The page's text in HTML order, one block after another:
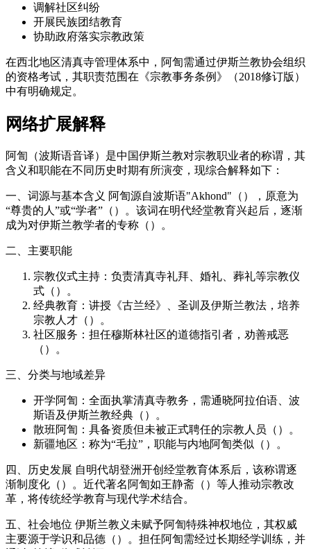
调解社区纠纷
开展民族团结教育
协助政府落实宗教政策
在西北地区清真寺管理体系中，阿訇需通过伊斯兰教协会组织
的资格考试，其职责范围在《宗教事务条例》（2018修订版）
中有明确规定。
网络扩展解释
阿訇（波斯语音译）是中国伊斯兰教对宗教职业者的称谓，其
含义和职能在不同历史时期有所演变，现综合解释如下：
一、词源与基本含义 阿訇源自波斯语"Akhond"（），原意为
“尊贵的人”或“学者”（）。该词在明代经堂教育兴起后，逐渐
成为对伊斯兰教学者的专称（）。
二、主要职能
宗教仪式主持：负责清真寺礼拜、婚礼、葬礼等宗教仪
式（）。
经典教育：讲授《古兰经》、圣训及伊斯兰教法，培养
宗教人才（）。
社区服务：担任穆斯林社区的道德指引者，劝善戒恶
（）。
三、分类与地域差异
开学阿訇：全面执掌清真寺教务，需通晓阿拉伯语、波
斯语及伊斯兰教经典（）。
散班阿訇：具备资质但未被正式聘任的宗教人员（）。
新疆地区：称为“毛拉”，职能与内地阿訇类似（）。
四、历史发展 自明代胡登洲开创经堂教育体系后，该称谓逐
渐制度化（）。近代著名阿訇如王静斋（）等人推动宗教改
革，将传统经学教育与现代学术结合。
五、社会地位 伊斯兰教义未赋予阿訇特殊神权地位，其权威
主要源于学识和品德（）。担任阿訇需经过长期经学训练，并